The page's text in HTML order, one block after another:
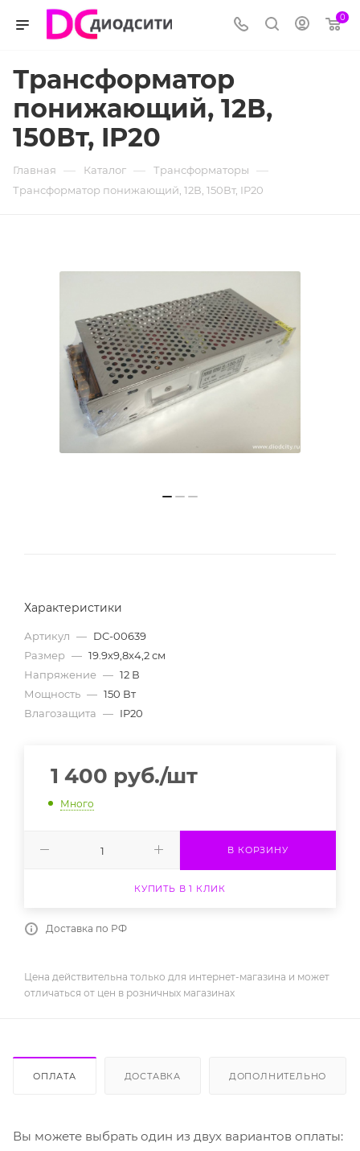
0
Трансформатор
понижающий, 12В,
150Вт, IP20
Главная — Каталог — Трансформаторы —
Трансформатор понижающий, 12В, 150Вт, IP20
Характеристики
Артикул — DC-00639
Размер — 19.9х9,8х4,2 см
Напряжение — 12 В
Мощность — 150 Вт
Влагозащита — IP20
1 400 руб./шт
Много
В КОРЗИНУ
КУПИТЬ В 1 КЛИК
Доставка по РФ
Цена действительна только для интернет-магазина и может
отличаться от цен в розничных магазинах
ОПЛАТА ДОСТАВКА ДОПОЛНИТЕЛЬНО
Вы можете выбрать один из двух вариантов оплаты: